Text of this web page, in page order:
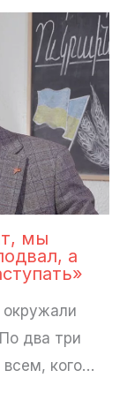
мы
а
два три
всем, кого…